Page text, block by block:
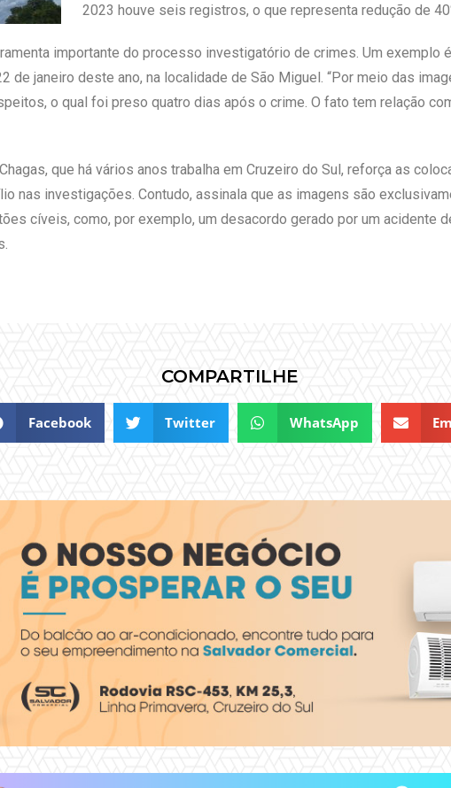
2023 houve seis registros, o que representa redução de
importante do processo investigatório de crimes. Um exemplo
de janeiro deste ano, na localidade de São Miguel. “Por meio das
o qual foi preso quatro dias após o crime. O fato tem relação
que há vários anos trabalha em Cruzeiro do Sul, reforça as
nas investigações. Contudo, assinala que as imagens são
cíveis, como, por exemplo, um desacordo gerado por um acidente
COMPARTILHE
Facebook Twitter WhatsApp